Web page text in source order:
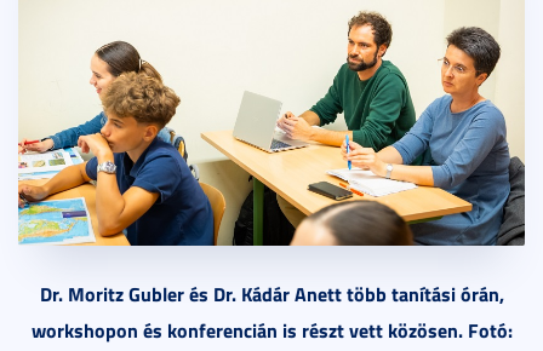
Dr. Moritz Gubler és Dr. Kádár Anett több tanítási órán,
workshopon és konferencián is részt vett közösen. Fotó: